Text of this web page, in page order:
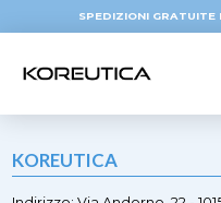
SPEDIZIONI GRATUITE
KOREUTICA